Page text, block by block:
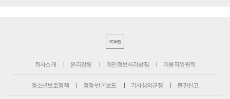
PC버전
회사소개 윤리강령 개인정보처리방침 이용자위원회
청소년보호정책 정정·반론보도 기사심의규정 불편신고